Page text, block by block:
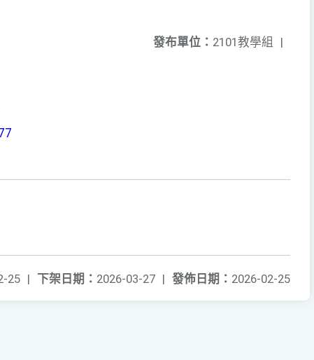
發布單位： 2101教學組 |
發佈日期： 2026-02-25
下架日期： 2026-03-27 |
25 |